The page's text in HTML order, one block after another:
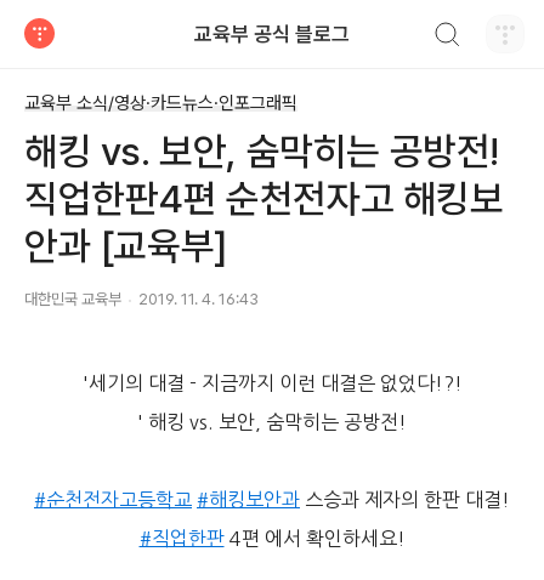
교육부 공식 블로그
교육부 소식/영상·카드뉴스·인포그래픽
해킹 vs. 보안, 숨막히는 공방전!
직업한판4편 순천전자고 해킹보
안과 [교육부]
대한민국 교육부 2019. 11. 4. 16:43
'세기의 대결 - 지금까지 이런 대결은 없었다!?!
' 해킹 vs. 보안, 숨막히는 공방전!
#순천전자고등학교 #해킹보안과 스승과 제자의 한판 대결!
#직업한판4편 에서 확인하세요!